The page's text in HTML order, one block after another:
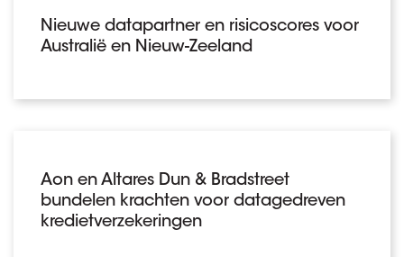
Nieuwe datapartner en risicoscores voor
Australië en Nieuw-Zeeland
Aon en Altares Dun & Bradstreet
bundelen krachten voor datagedreven
kredietverzekeringen